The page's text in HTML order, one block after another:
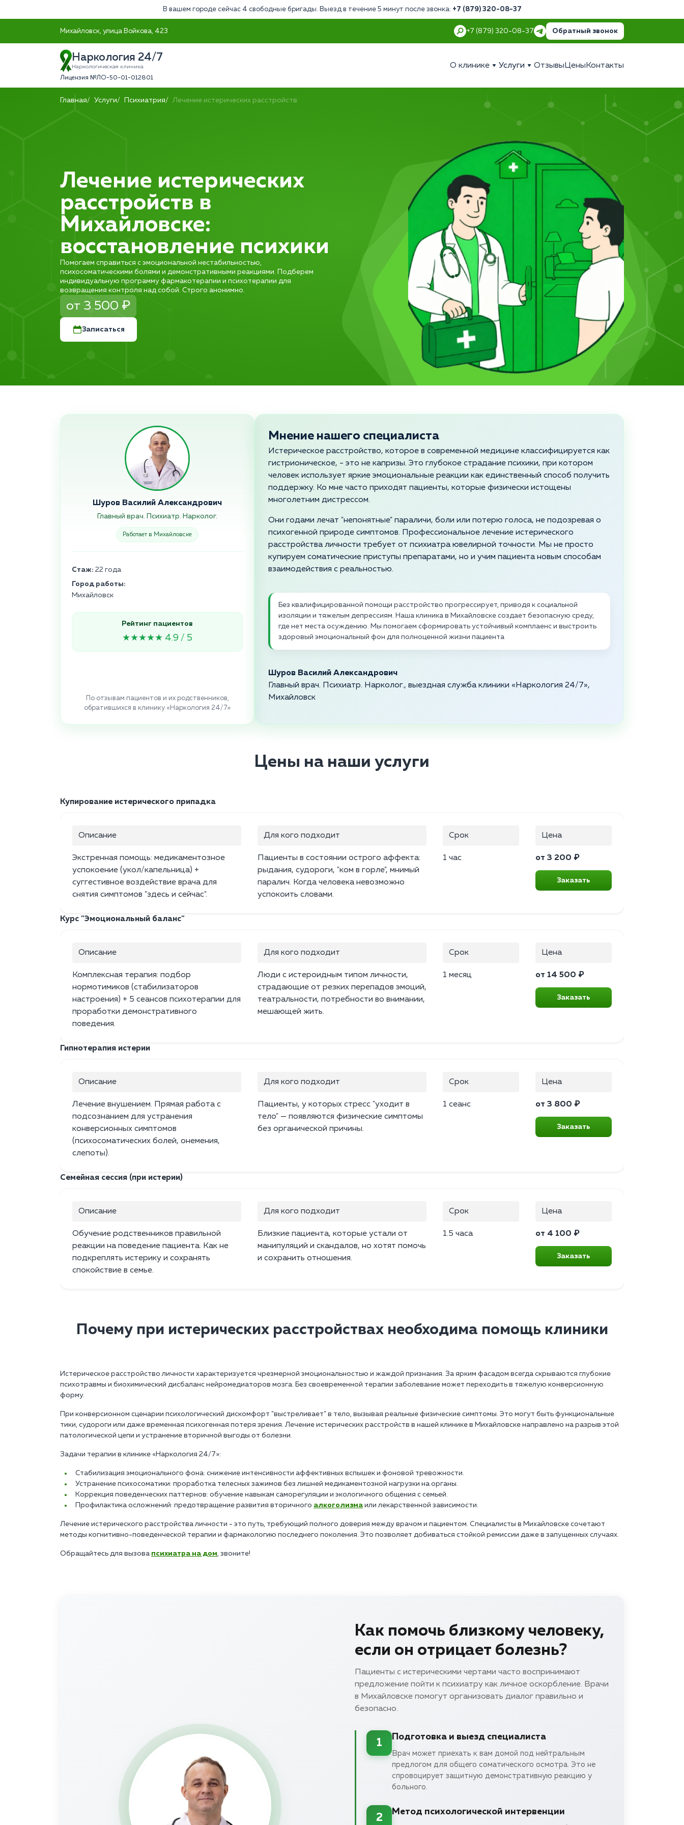
В вашем городе сейчас 4 свободные бригады. Выезд в течение 5 минут после звонка: +7 (879) 320-08-37
Михайловск, улица Войкова, 423 +7 (879) 320-08-37 Обратный звонок
Наркология 24/7
Наркологическая клиника
Лицензия №ЛО-50-01-012801
О клинике Услуги Отзывы Цены Контакты
Главная Услуги Психиатрия Лечение истерических расстройств
Лечение истерических
расстройств в
Михайловске:
восстановление психики
Помогаем справиться с эмоциональной нестабильностью,
психосоматическими болями и демонстративными реакциями. Подберем
индивидуальную программу фармакотерапии и психотерапии для
возвращения контроля над собой. Строго анонимно.
от 3 500 ₽
Записаться
Шуров Василий Александрович
Главный врач. Психиатр. Нарколог.
Работает в Михайловске
Стаж: 22 года
Город работы:
Михайловск
Рейтинг пациентов
★★★★★ 4.9 / 5
По отзывам пациентов и их родственников,
обратившихся в клинику «Наркология 24/7»
Мнение нашего специалиста
Истерическое расстройство, которое в современной медицине классифицируется как
гистрионическое, - это не капризы. Это глубокое страдание психики, при котором
человек использует яркие эмоциональные реакции как единственный способ получить
поддержку. Ко мне часто приходят пациенты, которые физически истощены
многолетним дистрессом.
Они годами лечат "непонятные" параличи, боли или потерю голоса, не подозревая о
психогенной природе симптомов. Профессиональное лечение истерического
расстройства личности требует от психиатра ювелирной точности. Мы не просто
купируем соматические приступы препаратами, но и учим пациента новым способам
взаимодействия с реальностью.
Без квалифицированной помощи расстройство прогрессирует, приводя к социальной
изоляции и тяжелым депрессиям. Наша клиника в Михайловске создает безопасную среду,
где нет места осуждению. Мы помогаем сформировать устойчивый комплаенс и выстроить
здоровый эмоциональный фон для полноценной жизни пациента
Шуров Василий Александрович
Главный врач. Психиатр. Нарколог., выездная служба клиники «Наркология 24/7»,
Михайловск
Цены на наши услуги
Купирование истерического припадка
Описание
Экстренная помощь: медикаментозное
успокоение (укол/капельница) +
суггестивное воздействие врача для
снятия симптомов "здесь и сейчас".
Для кого подходит
Пациенты в состоянии острого аффекта:
рыдания, судороги, "ком в горле", мнимый
паралич. Когда человека невозможно
успокоить словами.
Срок
1 час
Цена
от 3 200 ₽
Заказать
Курс "Эмоциональный баланс"
Описание
Комплексная терапия: подбор
нормотимиков (стабилизаторов
настроения) + 5 сеансов психотерапии для
проработки демонстративного
поведения.
Для кого подходит
Люди с истероидным типом личности,
страдающие от резких перепадов эмоций,
театральности, потребности во внимании,
мешающей жить.
Срок
1 месяц
Цена
от 14 500 ₽
Заказать
Гипнотерапия истерии
Описание
Лечение внушением. Прямая работа с
подсознанием для устранения
конверсионных симптомов
(психосоматических болей, онемения,
слепоты).
Для кого подходит
Пациенты, у которых стресс "уходит в
тело" — появляются физические симптомы
без органической причины.
Срок
1 сеанс
Цена
от 3 800 ₽
Заказать
Семейная сессия (при истерии)
Описание
Обучение родственников правильной
реакции на поведение пациента. Как не
подкреплять истерику и сохранять
спокойствие в семье.
Для кого подходит
Близкие пациента, которые устали от
манипуляций и скандалов, но хотят помочь
и сохранить отношения.
Срок
1.5 часа
Цена
от 4 100 ₽
Заказать
Почему при истерических расстройствах необходима помощь клиники
Истерическое расстройство личности характеризуется чрезмерной эмоциональностью и жаждой признания. За ярким фасадом всегда скрываются глубокие
психотравмы и биохимический дисбаланс нейромедиаторов мозга. Без своевременной терапии заболевание может переходить в тяжелую конверсионную
форму.
При конверсионном сценарии психологический дискомфорт "выстреливает" в тело, вызывая реальные физические симптомы. Это могут быть функциональные
тики, судороги или даже временная психогенная потеря зрения. Лечение истерических расстройств в нашей клинике в Михайловске направлено на разрыв этой
патологической цепи и устранение вторичной выгоды от болезни.
Задачи терапии в клинике «Наркология 24/7»:
Стабилизация эмоционального фона: снижение интенсивности аффективных вспышек и фоновой тревожности.
Устранение психосоматики: проработка телесных зажимов без лишней медикаментозной нагрузки на органы.
Коррекция поведенческих паттернов: обучение навыкам саморегуляции и экологичного общения с семьей.
Профилактика осложнений: предотвращение развития вторичного алкоголизма или лекарственной зависимости.
Лечение истерического расстройства личности - это путь, требующий полного доверия между врачом и пациентом. Специалисты в Михайловске сочетают
методы когнитивно-поведенческой терапии и фармакологию последнего поколения. Это позволяет добиваться стойкой ремиссии даже в запущенных случаях.
Обращайтесь для вызова психиатра на дом, звоните!
Как помочь близкому человеку,
если он отрицает болезнь?
Пациенты с истерическими чертами часто воспринимают
предложение пойти к психиатру как личное оскорбление. Врачи
в Михайловске помогут организовать диалог правильно и
безопасно.
1
Подготовка и выезд специалиста
Врач может приехать к вам домой под нейтральным
предлогом для общего соматического осмотра. Это не
спровоцирует защитную демонстративную реакцию у
больного.
2
Метод психологической интервенции